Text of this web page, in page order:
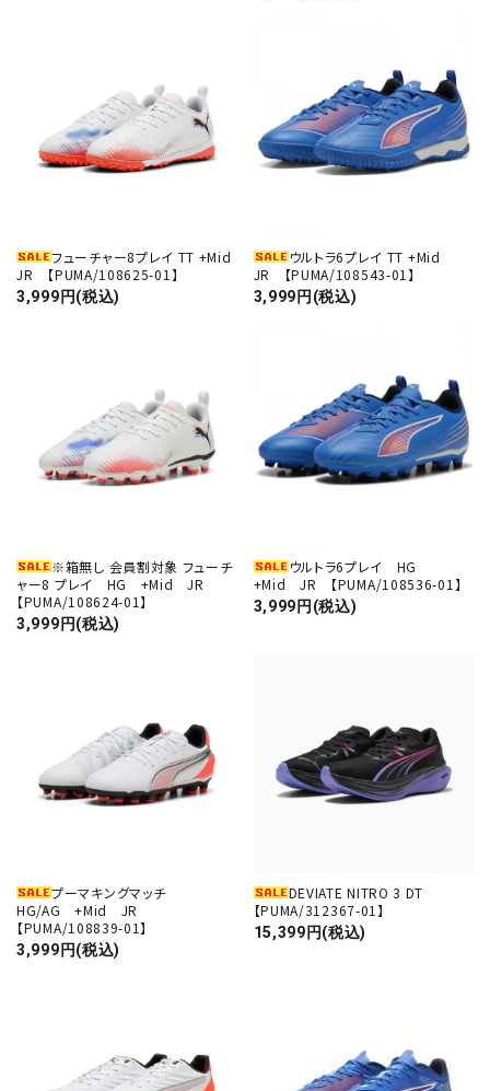
フューチャー8プレイ TT +Mid
JR 【PUMA/108625-01】
3,999円(税込)
ウルトラ6プレイ TT +Mid
JR 【PUMA/108543-01】
3,999円(税込)
※箱無し 会員割対象 フューチ
ャー8 プレイ HG +Mid JR
【PUMA/108624-01】
3,999円(税込)
ウルトラ6プレイ HG
+Mid JR 【PUMA/108536-01】
3,999円(税込)
プーマキングマッチ
HG/AG +Mid JR
【PUMA/108839-01】
3,999円(税込)
DEVIATE NITRO 3 DT
【PUMA/312367-01】
15,399円(税込)